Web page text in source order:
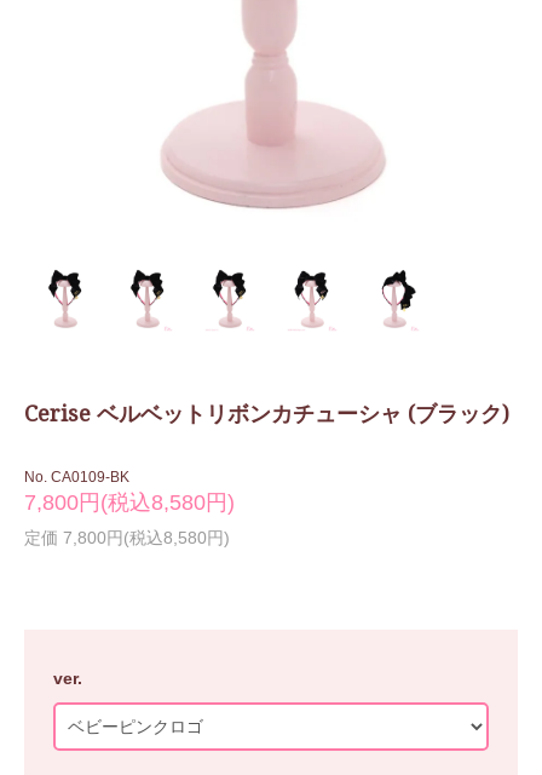
Cerise ベルベットリボンカチューシャ (ブラック)
No. CA0109-BK
7,800円(税込8,580円)
定価 7,800円(税込8,580円)
ver.